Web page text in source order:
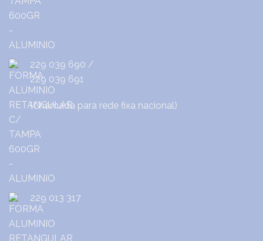
229 039 690 /
229 039 691
(Chamada para rede fixa nacional)
229 013 317